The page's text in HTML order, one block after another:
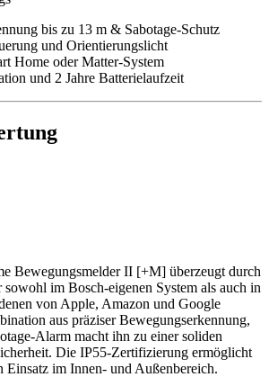
bis zu 13 m & Sabotage-Schutz
und Orientierungslicht
Home oder Matter-System
und 2 Jahre Batterielaufzeit
Bewegungsmelder II [+M] überzeugt durch
im Bosch-eigenen System als auch in
von Apple, Amazon und Google
aus präziser Bewegungserkennung,
Alarm macht ihn zu einer soliden
Die IP55-Zertifizierung ermöglicht
Einsatz im Innen- und Außenbereich.